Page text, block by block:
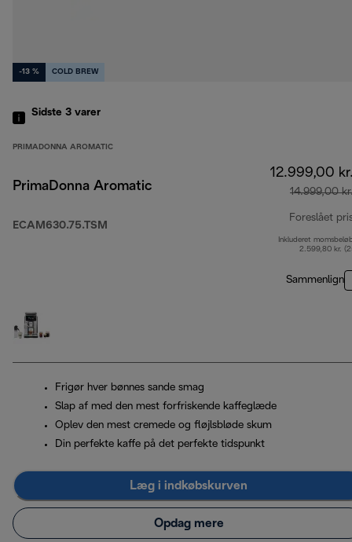
-13 % COLD BREW
Sidste 3 varer
PRIMADONNA AROMATIC
PrimaDonna Aromatic
ECAM630.75.TSM
12.999,00
14.999,00
Foreslået
Inkluderet
2.599,80 kr.
Sammenlign
Frigør hver bønnes sande smag
Slap af med den mest forfriskende kaffeglæde
Oplev den mest cremede og fløjlsbløde skum
Din perfekte kaffe på det perfekte tidspunkt
Læg i indkøbskurven
Opdag mere